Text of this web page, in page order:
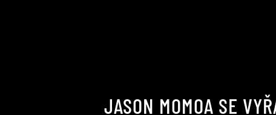
JASON MOMOA SE